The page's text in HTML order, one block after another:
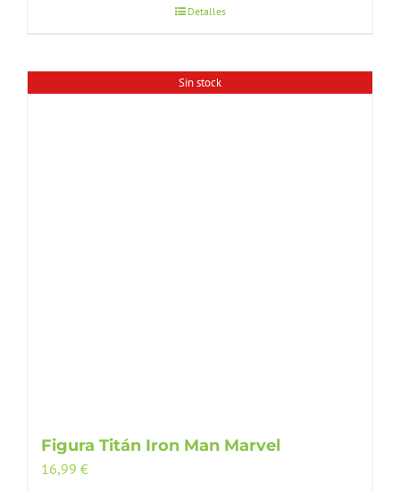
Detalles
Sin stock
Figura Titán Iron Man Marvel
16,99 €